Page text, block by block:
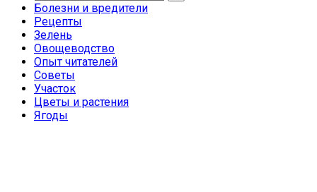
Болезни и вредители
Рецепты
Зелень
Овощеводство
Опыт читателей
Советы
Участок
Цветы и растения
Ягоды